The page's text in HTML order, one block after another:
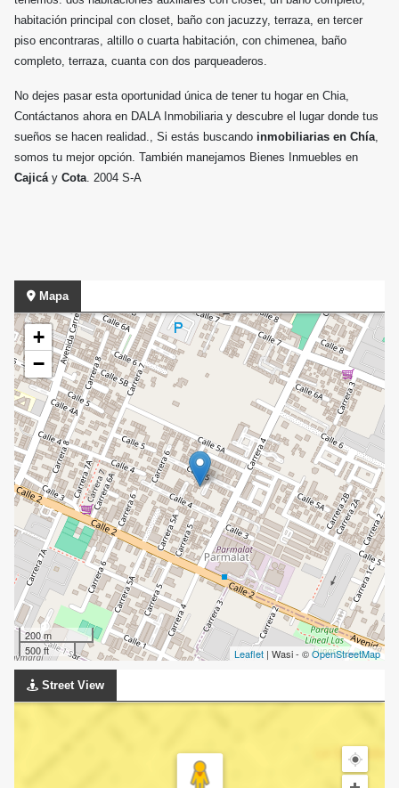
habitación principal con closet, baño con jacuzzy, terraza, en tercer
piso encontraras, altillo o cuarta habitación, con chimenea, baño
completo, terraza, cuanta con dos parqueaderos.
No dejes pasar esta oportunidad única de tener tu hogar en Chia,
Contáctanos ahora en DALA Inmobiliaria y descubre el lugar donde tus
sueños se hacen realidad., Si estás buscando inmobiliarias en Chía,
somos tu mejor opción. También manejamos Bienes Inmuebles en
Cajicáy Cota. 2004 S-A
Mapa
+
−
200 m
500 ft
Leaflet | Wasi - ©OpenStreetMap
Street View